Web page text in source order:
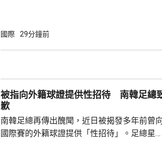
天氣。 高溫天氣可能引致健康問題。南韓當局
落，但仍有638宗。與高溫天氣有關的死亡病
例亦有所增加，...
國際 29分鐘前
被指向外籍球證提供性招待 南韓足總
歉
南韓足總再傳出醜聞，近日被揭發多年前曾
國際賽的外籍球證提供「性招待」。足總星期